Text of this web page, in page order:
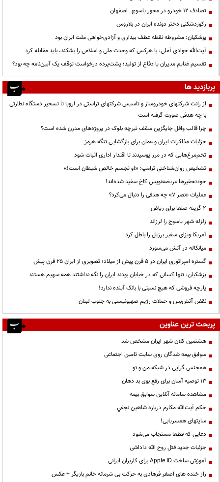
تصادف ۱۲ خودرو در محور یاسوج ـ اصفهان
رکوردشکنی دختر دونده ایران در بلاروس
پزشکیان: مشروطه نقطه عطف بیداری و آزادی‌خواهی ملت ایران بود
آیت‌الله جوادی آملی: با هرکس که وحدت ملی و اسلامی را بشکند، باید مقابله کرد
تقسیم غنایم مدیران یا دفاع از تولید؛ پشت‌پرده درخواست توقف یک آیین‌نامه چه بود؟
پربازدید ها
از رانت‌ شرکتهای خودروساز و تاسیس شرکتهای تراستی در اروپا تا تسخیر دستگاه نظارتی
با چه هدفی صورت گرفته است
چرا قالب وافل جایگزین سقف تیرچه بلوک در پروژه‌های مدرن شده است؟
جزئیات مذاکرات ایران و عمان برای بازگشایی تنگه هرمز
تخم‌مرغ‌هایی که در مرز پوسیدند تا اقتدار اداری اثبات شود
تشخیص روان‌شناختی ترامپ: «او تجسم خالص شیطان است!»
خودتحقیرها عریضه‌نویس کاخ سفید شده‌اند!
عملیات «نصر ۷» چه هدفی را دنبال می‌کرد؟
۲ گزینه صنعا برای ریاض
زلزله شهر یاسوج را لرزاند
آمریکا ویزای سفیر برزیل را باطل کرد
میانکاله در آتش می‌سوزد
گستره امپراتوری ایران در ۵ قرن پیش از میلاد؛ تصویری از ایران ۲۵ قرن پیش
پزشکیان: تنها کسانی که در خیابان بودند ایران را نگه نداشتند همه سهیم هستند
پارچه فروشی که هیچ نسبتی با بانک آینده ندارد!
نقض آتش‌بس و حملات رژیم صهیونیستی به جنوب لبنان
پربحث ترین عناوین
هشتمین کلان شهر ایران مشخص شد
سوابق بیمه شدگان روی سایت تامین اجتماعی
همجنس گرایی در شبکه من و تو
13 توصیه آسان برای رفع بوی بد دهان
مشاهده سامانه آنلاين سوابق بیمه
حكم آيت‌الله مكارم درباره شاهين نجفي
سایتهای همسریابی!
دعايي كه قطعا مستجاب مي‌شود
جزئیات جدید قتل روح الله داداشی
آموزش ساخت Apple ID برای کاربران ایرانی
راز خنده های اصغر فرهادی به حرکت بی شرمانه خانم بازیگر + عکس